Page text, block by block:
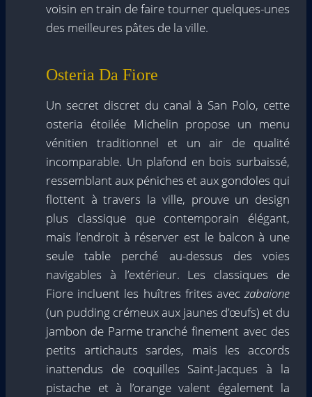
voisin en train de faire tourner quelques-unes
des meilleures pâtes de la ville.
Osteria Da Fiore
Un secret discret du canal à San Polo, cette
osteria étoilée Michelin propose un menu
vénitien traditionnel et un air de qualité
incomparable. Un plafond en bois surbaissé,
ressemblant aux péniches et aux gondoles qui
flottent à travers la ville, prouve un design
plus classique que contemporain élégant,
mais l’endroit à réserver est le balcon à une
seule table perché au-dessus des voies
navigables à l’extérieur. Les classiques de
Fiore incluent les huîtres frites avec zabaione
(un pudding crémeux aux jaunes d’œufs) et du
jambon de Parme tranché finement avec des
petits artichauts sardes, mais les accords
inattendus de coquilles Saint-Jacques à la
pistache et à l’orange valent également la